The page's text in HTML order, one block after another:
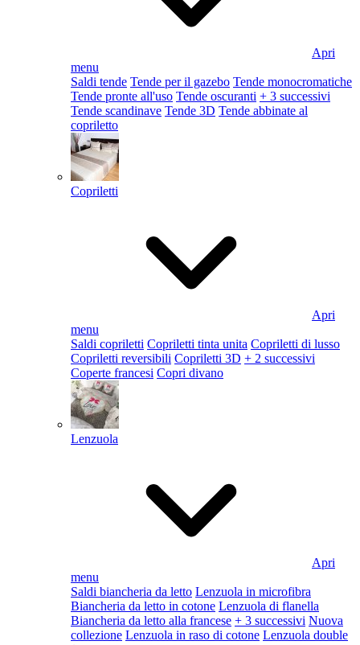
Apri
menu
Saldi tende Tende per il gazebo Tende monocromatiche
Tende pronte all'uso Tende oscuranti + 3 successivi
Tende scandinave Tende 3D Tende abbinate al
copriletto
Copriletti
Apri
menu
Saldi copriletti Copriletti tinta unita Copriletti di lusso
Copriletti reversibili Copriletti 3D + 2 successivi
Coperte francesi Copri divano
Lenzuola
Apri
menu
Saldi biancheria da letto Lenzuola in microfibra
Biancheria da letto in cotone Lenzuola di flanella
Biancheria da letto alla francese + 3 successivi Nuova
collezione Lenzuola in raso di cotone Lenzuola double